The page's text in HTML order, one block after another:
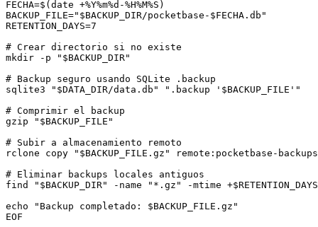
FECHA=$(date +%Y%m%d-%H%M%S)
BACKUP_FILE="$BACKUP_DIR/pocketbase-$FECHA.db"
RETENTION_DAYS=7
# Crear directorio si no existe
mkdir -p "$BACKUP_DIR"
# Backup seguro usando SQLite .backup
sqlite3 "$DATA_DIR/data.db" ".backup '$BACKUP_FILE'"
# Comprimir el backup
gzip "$BACKUP_FILE"
# Subir a almacenamiento remoto
rclone copy "$BACKUP_FILE.gz" remote:pocketbase-
# Eliminar backups locales antiguos
find "$BACKUP_DIR" -name "*.gz" -mtime
echo "Backup completado: $BACKUP_FILE.gz"
EOF